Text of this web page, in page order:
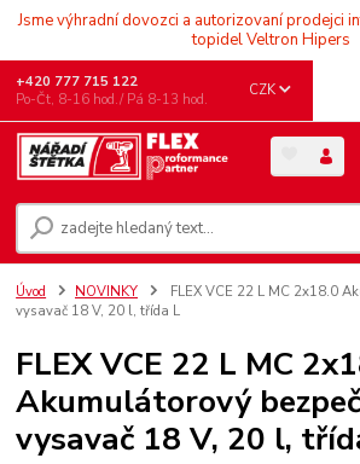
Jsme výhradní dovozci a autorizovaní prodejci
topidel Veltron Hipers
CZK
+420 777 715 122
Po-Čt, 8-16 hod./ Pá 8-13 hod.
Úvod NOVINKY
FLEX VCE 22 L MC 2x18.0
vysavač 18 V, 20 l, třída L
FLEX VCE 22 L MC
Akumulátorový
vysavač 18 V, 20 l,